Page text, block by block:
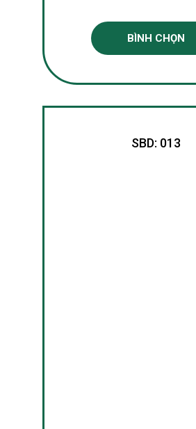
BÌNH CHỌN
SBD: 013